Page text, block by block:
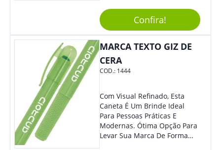
Sua Marca De Forma Estilosa,
Agregando Valor Para Sua
Empresa Em Eventos.
Confira!
MARCA TEXTO GIZ DE
CERA
COD.: 1444
Com Visual Refinado, Esta
Caneta É Um Brinde Ideal
Para Pessoas Práticas E
Modernas. Ótima Opção Para
Levar Sua Marca De Forma